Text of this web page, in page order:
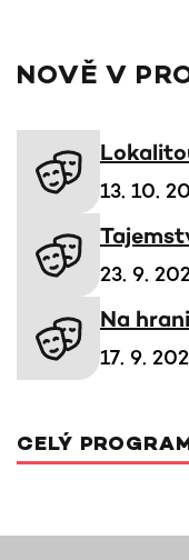
NOVĚ V
13. 10.
23. 9.
Na
17. 9.
CELÝ